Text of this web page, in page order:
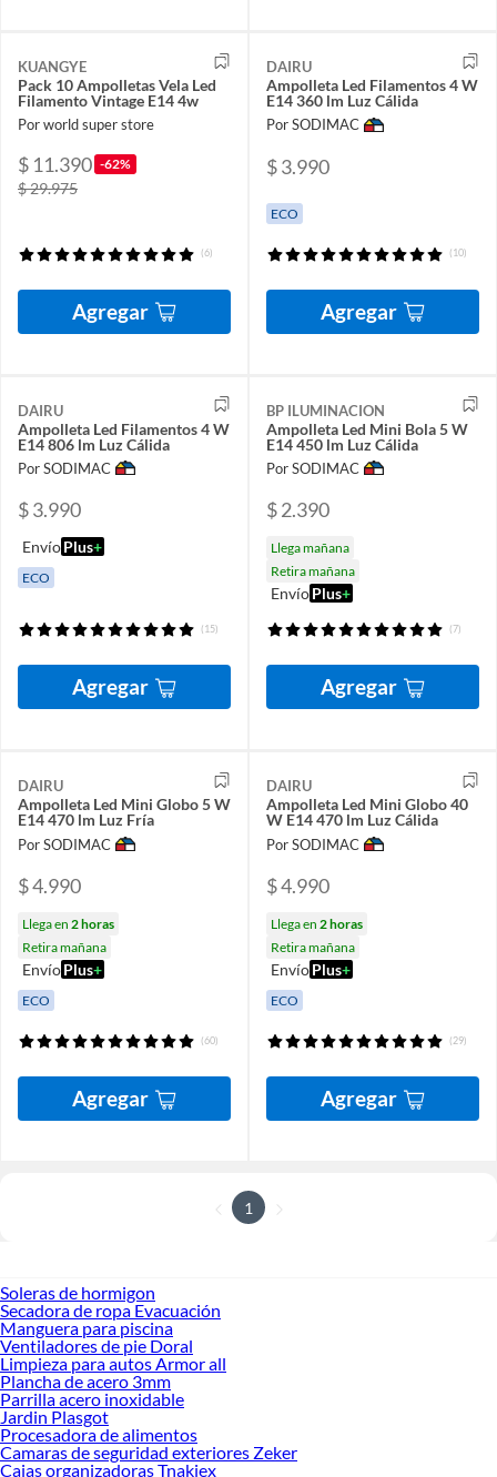
KUANGYE
Pack 10 Ampolletas Vela Led
Filamento Vintage E14 4w
Por world super store
$ 11.390 -62%
$ 29.975
(6)
Agregar
DAIRU
Ampolleta Led Filamentos 4 W
E14 360 lm Luz Cálida
Por SODIMAC
$ 3.990
ECO
(10)
Agregar
DAIRU
Ampolleta Led Filamentos 4 W
E14 806 lm Luz Cálida
Por SODIMAC
$ 3.990
EnvíoPlus+
ECO
(15)
Agregar
BP ILUMINACION
Ampolleta Led Mini Bola 5 W
E14 450 lm Luz Cálida
Por SODIMAC
$ 2.390
Llega mañana
Retira mañana
EnvíoPlus+
(7)
Agregar
DAIRU
Ampolleta Led Mini Globo 5 W
E14 470 lm Luz Fría
Por SODIMAC
$ 4.990
Llega en 2 horas
Retira mañana
EnvíoPlus+
ECO
(60)
Agregar
DAIRU
Ampolleta Led Mini Globo 40
W E14 470 lm Luz Cálida
Por SODIMAC
$ 4.990
Llega en 2 horas
Retira mañana
EnvíoPlus+
ECO
(29)
Agregar
1
Soleras de hormigon
Secadora de ropa Evacuación
Manguera para piscina
Ventiladores de pie Doral
Limpieza para autos Armor all
Plancha de acero 3mm
Parrilla acero inoxidable
Jardin Plasgot
Procesadora de alimentos
Camaras de seguridad exteriores Zeker
Cajas organizadoras Tnakiex